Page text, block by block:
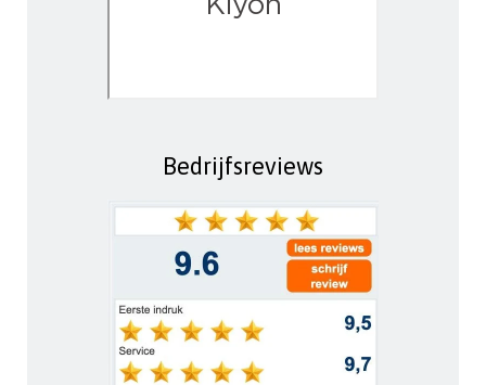
Bedrijfsreviews